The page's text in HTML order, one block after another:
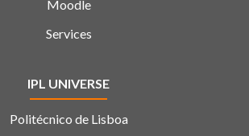
Moodle
Services
IPL UNIVERSE
Politécnico de Lisboa